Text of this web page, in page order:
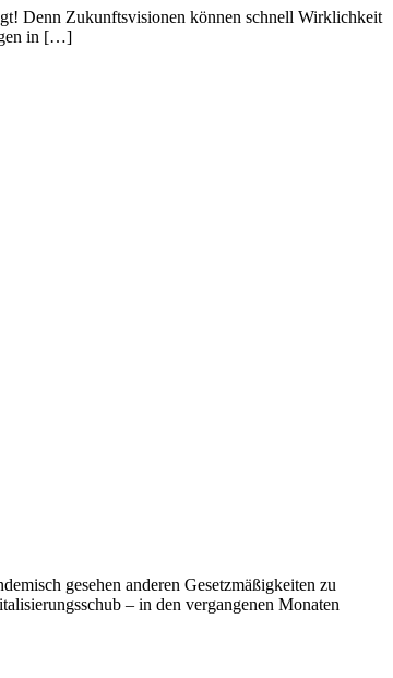
Denn Zukunftsvisionen können schnell Wirklichkeit
in […]
gesehen anderen Gesetzmäßigkeiten zu
– in den vergangenen Monaten